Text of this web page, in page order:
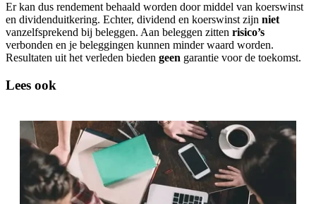
Er kan dus rendement behaald worden door middel van koerswinst
en dividenduitkering. Echter, dividend en koerswinst zijn niet
vanzelfsprekend bij beleggen. Aan beleggen zitten risico’s
verbonden en je beleggingen kunnen minder waard worden.
Resultaten uit het verleden bieden geen garantie voor de toekomst.
Lees ook